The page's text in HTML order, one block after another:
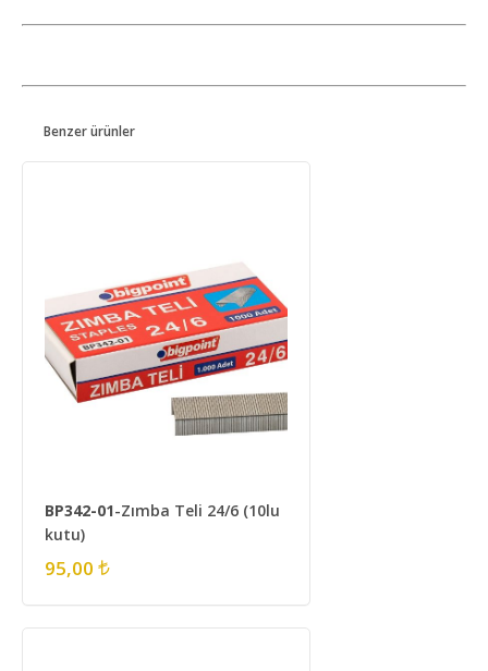
Benzer ürünler
BP342-01-Zımba Teli 24/6 (10lu
kutu)
95,00